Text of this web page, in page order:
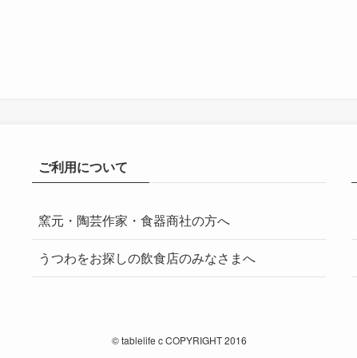
ご利用について
窯元・陶芸作家・食器商社の方へ
うつわをお探しの飲食店のみなさまへ
©tablelife c COPYRIGHT 2016